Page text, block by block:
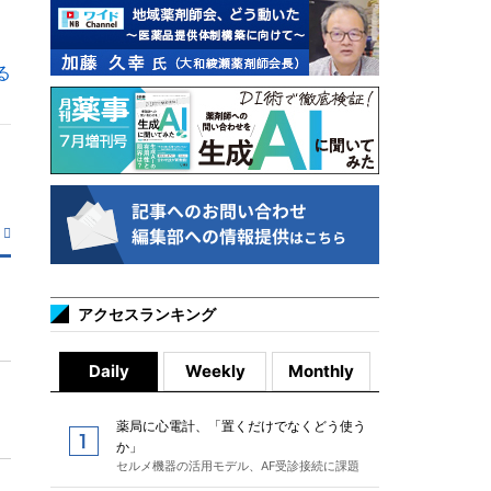
アクセスランキング
Daily Weekly Monthly
薬局に心電計、「置くだけでなくどう使う
か」
セルメ機器の活用モデル、AF受診接続に課題